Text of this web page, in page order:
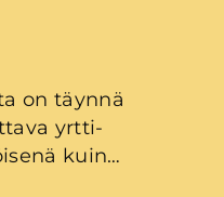
on täynnä
yrtti-
kuin